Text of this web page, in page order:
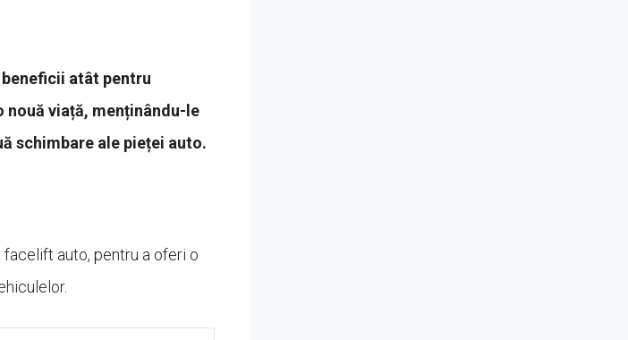
atât pentru
viață, menținându-le
schimbare ale pieței auto.
auto, pentru a oferi o